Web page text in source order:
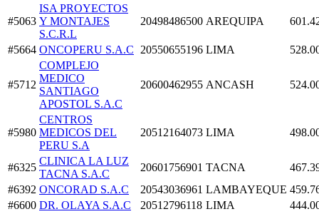
#5063
ISA PROYECTOS
Y MONTAJES
S.C.R.L
20498486500 AREQUIPA
#5664 ONCOPERU S.A.C 20550655196 LIMA
#5712
COMPLEJO
MEDICO
SANTIAGO
APOSTOL S.A.C
20600462955 ANCASH
#5980
CENTROS
MEDICOS DEL
PERU S.A
20512164073 LIMA
#6325
CLINICA LA LUZ
TACNA S.A.C
20601756901 TACNA
#6392 ONCORAD S.A.C 20543036961 LAMBAYEQUE
#6600 DR. OLAYA S.A.C 20512796118 LIMA